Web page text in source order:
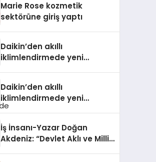
Aldı
Marie Rose kozmetik
sektörüne giriş yaptı
Daikin’den akıllı
iklimlendirmede yeni
Daikin’den akıllı
iklimlendirmede yeni
dönem: Madoka Plus
İş İnsanı-Yazar Doğan
Akdeniz: “Devlet Aklı ve Milli